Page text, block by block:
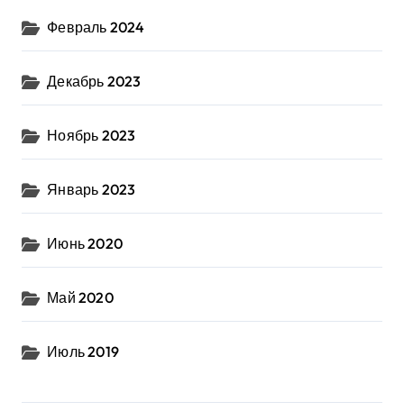
Февраль 2024
Декабрь 2023
Ноябрь 2023
Январь 2023
Июнь 2020
Май 2020
Июль 2019